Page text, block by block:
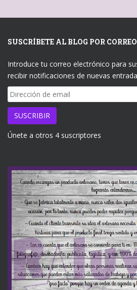
SUSCRÍBETE AL BLOG POR
Introduce tu correo electrónico para
recibir notificaciones de nuevas
Dirección
de
email
SUSCRIBIR
Únete a otros 4 suscriptores